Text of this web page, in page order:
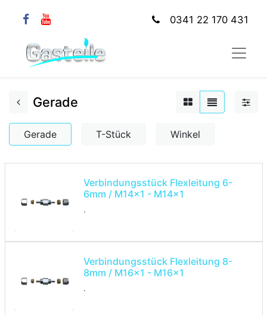
0341 22 170 431
Gerade
Gerade T-Stück Winkel
Verbindungsstück Flexleitung 6-
6mm / M14x1 - M14x1
.
Verbindungsstück Flexleitung 8-
8mm / M16x1 - M16x1
.